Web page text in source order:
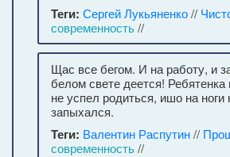
Теги: Сергей Лукьяненко//
современность//
Щас все бегом. И на работу, и
белом свете деется!
не успел родиться, ишо на
запыхался.
Теги: Валентин Распутин//
современность//